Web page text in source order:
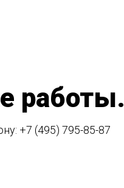
работы.
+7 (495) 795-85-87